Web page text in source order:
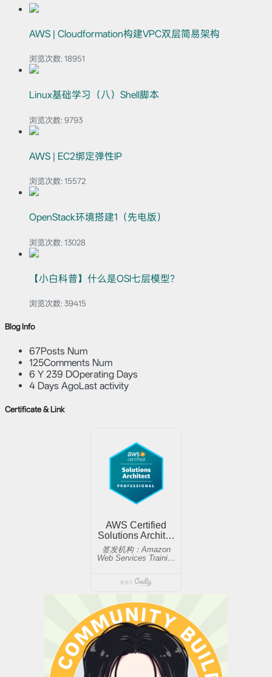
AWS | Cloudformation构建VPC双层简易架构
浏览次数: 18951
Linux基础学习（八）Shell脚本
浏览次数: 9793
AWS | EC2绑定弹性IP
浏览次数: 15572
OpenStack环境搭建1（先电版）
浏览次数: 13028
【小白科普】什么是OSI七层模型？
浏览次数: 39415
Blog Info
67Posts Num
125Comments Num
6 Y 239 DOperating Days
4 Days AgoLast activity
Certificate & Link